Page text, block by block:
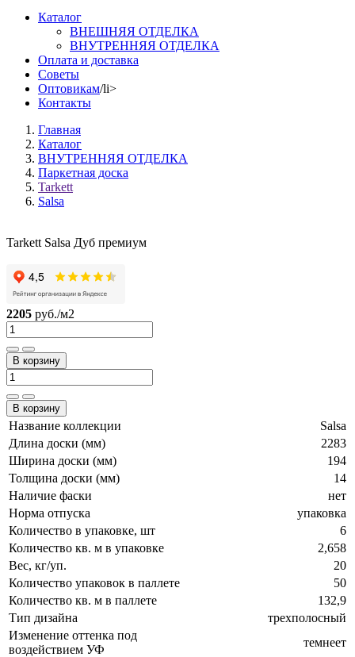
Каталог
ВНЕШНЯЯ ОТДЕЛКА
ВНУТРЕННЯЯ ОТДЕЛКА
Оплата и доставка
Советы
Оптовикам/li>
Контакты
Главная
Каталог
ВНУТРЕННЯЯ ОТДЕЛКА
Паркетная доска
Tarkett
Salsa
Tarkett Salsa Дуб премиум
2205 руб./м2
В корзину
В корзину
Название коллекции
Salsa
Длина доски (мм)
2283
Ширина доски (мм)
194
Толщина доски (мм)
14
Наличие фаски
нет
Норма отпуска
упаковка
Количество в упаковке, шт
6
Количество кв. м в упаковке
2,658
Вес, кг/уп.
20
Количество упаковок в паллете
50
Количество кв. м в паллете
132,9
Тип дизайна
трехполосный
Изменение оттенка под
воздействием УФ
темнеет